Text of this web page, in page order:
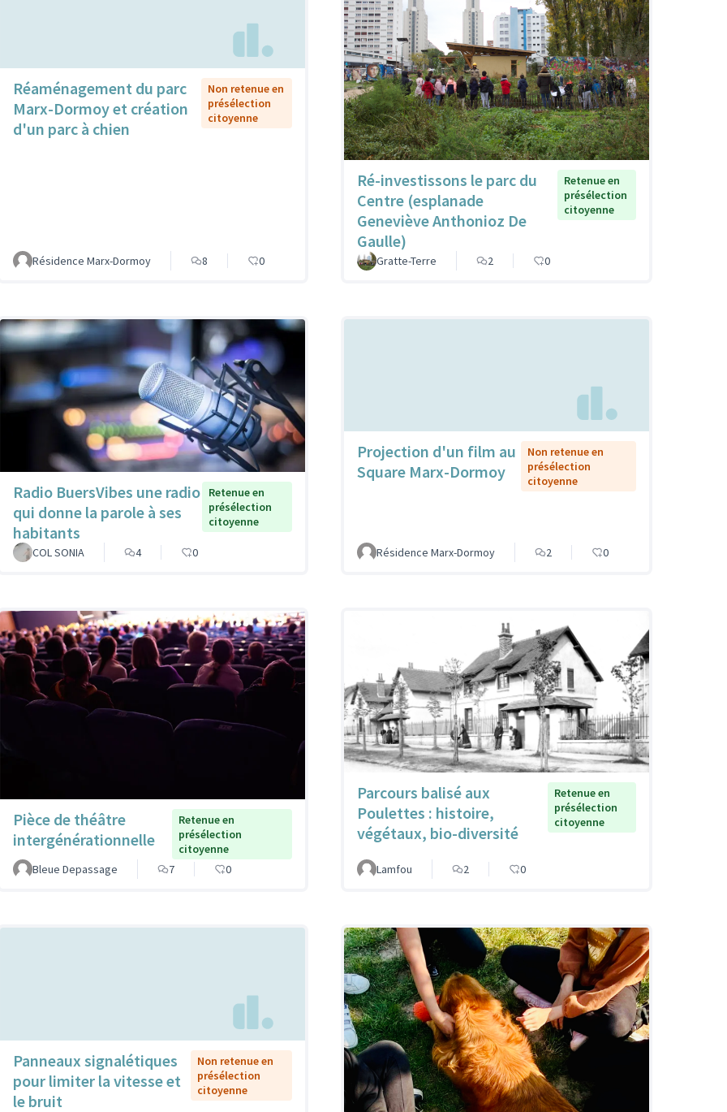
Réaménagement du parc
Marx-Dormoy et création
d'un parc à chien
Non retenue en
présélection
citoyenne
Résidence Marx-Dormoy 8 0
Ré-investissons le parc du
Centre (esplanade
Geneviève Anthonioz De
Gaulle)
Retenue en
présélection
citoyenne
Gratte-Terre 2 0
Radio BuersVibes une radio
qui donne la parole à ses
habitants
Retenue en
présélection
citoyenne
COL SONIA 4 0
Projection d'un film au
Square Marx-Dormoy
Non retenue en
présélection
citoyenne
Résidence Marx-Dormoy 2 0
Pièce de théâtre
intergénérationnelle
Retenue en
présélection
citoyenne
Bleue Depassage
7 0
Parcours balisé aux
Poulettes : histoire,
végétaux, bio-diversité
Retenue en
présélection
citoyenne
Lamfou 2 0
Panneaux signalétiques
pour limiter la vitesse et
le bruit
Non retenue en
présélection
citoyenne